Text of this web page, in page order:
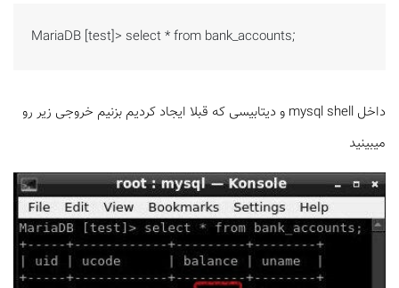
MariaDB [test]> select * from bank_accounts;
داخل mysql shell و دیتابیسی که قبلا ایجاد کردیم بزنیم خروجی زیر رو
میبینید